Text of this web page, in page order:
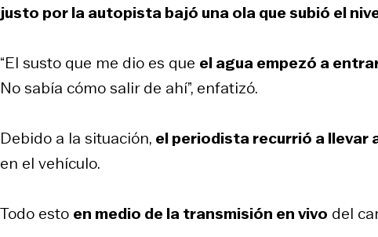
justo por la autopista bajó una ola que subió el
“El susto que me dio es que el agua empezó a
No sabía cómo salir de ahí”, enfatizó.
Debido a la situación, el periodista recurrió a llevar
en el vehículo.
Todo esto en medio de la transmisión en vivo del